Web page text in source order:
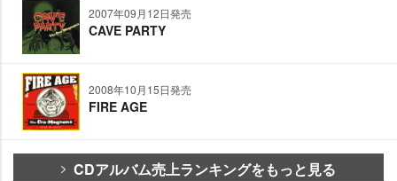
2007年09月12日発売
CAVE PARTY
2008年10月15日発売
FIRE AGE
CDアルバム売上ランキングをもっと見る